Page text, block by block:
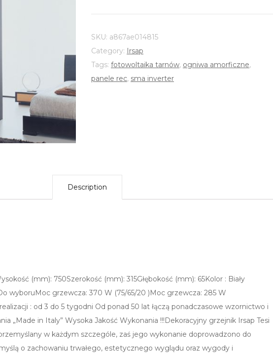
SKU: a867ae014815
Category: Irsap
Tags: fotowoltaika tarnów, ogniwa amorficzne,
panele rec, sma inverter
Description
(mm): 750Szerokość (mm): 315Głębokość (mm): 65Kolor : Biały
wyboruMoc grzewcza: 370 W (75/65/20 )Moc grzewcza: 285 W
: od 3 do 5 tygodni Od ponad 50 lat łączą ponadczasowe wzornictwo i
„Made in Italy” Wysoka Jakość Wykonania !!!Dekoracyjny grzejnik Irsap Tesi
w każdym szczególe, zaś jego wykonanie doprowadzono do
o zachowaniu trwałego, estetycznego wyglądu oraz wygody i